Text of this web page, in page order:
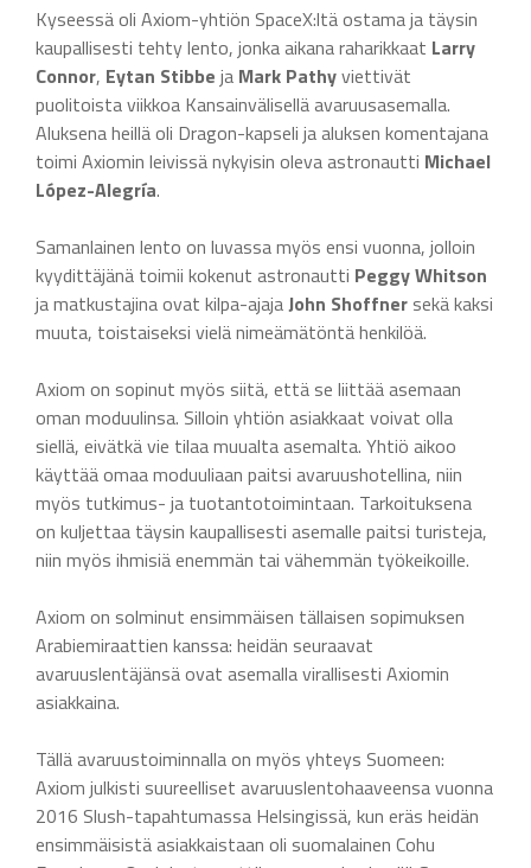
Kyseessä oli Axiom-yhtiön SpaceX:ltä ostama ja täysin
kaupallisesti tehty lento, jonka aikana raharikkaat Larry
Connor, Eytan Stibbe ja Mark Pathyviettivät
puolitoista viikkoa Kansainvälisellä avaruusasemalla.
Aluksena heillä oli Dragon-kapseli ja aluksen komentajana
toimi Axiomin leivissä nykyisin oleva astronautti Michael
López-Alegría.
Samanlainen lento on luvassa myös ensi vuonna, jolloin
kyydittäjänä toimii kokenut astronautti Peggy Whitson
ja matkustajina ovat kilpa-ajajaJohn Shoffner sekä kaksi
muuta, toistaiseksi vielä nimeämätöntä henkilöä.
Axiom on sopinut myös siitä, että se liittää asemaan
oman moduulinsa. Silloin yhtiön asiakkaat voivat olla
siellä, eivätkä vie tilaa muualta asemalta. Yhtiö aikoo
käyttää omaa moduuliaan paitsi avaruushotellina, niin
myös tutkimus- ja tuotantotoimintaan. Tarkoituksena
on kuljettaa täysin kaupallisesti asemalle paitsi turisteja,
niin myös ihmisiä enemmän tai vähemmän työkeikoille.
Axiom on solminut ensimmäisen tällaisen sopimuksen
Arabiemiraattien kanssa: heidän seuraavat
avaruuslentäjänsä ovat asemalla virallisesti Axiomin
asiakkaina.
Tällä avaruustoiminnalla on myös yhteys Suomeen:
Axiom julkisti suureelliset avaruuslentohaaveensa vuonna
2016 Slush-tapahtumassa Helsingissä, kun eräs heidän
ensimmäisistä asiakkaistaan oli suomalainen Cohu